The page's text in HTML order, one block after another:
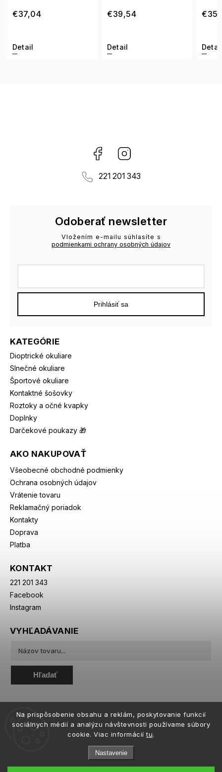
Na prispôsobenie obsahu a reklám, poskytovanie funkcií
sociálnych médií a analýzu návštevnosti používame súbory
cookie. Viac informáciítu.
Nastavenie
€39,54 €35,38
Facebook
221 201 343
KATEGÓRIE
Dioptrické okuliare
Slnečné okuliare
Športové okuliare
Kontaktné šošovky
Roztoky a očné kvapky
Doplnky
Darčekové poukazy 🎁
AKO NAKUPOVAŤ
Všeobecné obchodné podmienky
Ochrana osobných údajov
Vrátenie tovaru
Reklamačný poriadok
Kontakty
Doprava
Platba
KONTAKT
221 201 343
Facebook
Instagram
Odoberať newsletter
Vložením e-mailu súhlasíte s
podmienkami ochrany osobných údajov
Prihlásiť sa
VYHĽADÁVANIE
Hľadať